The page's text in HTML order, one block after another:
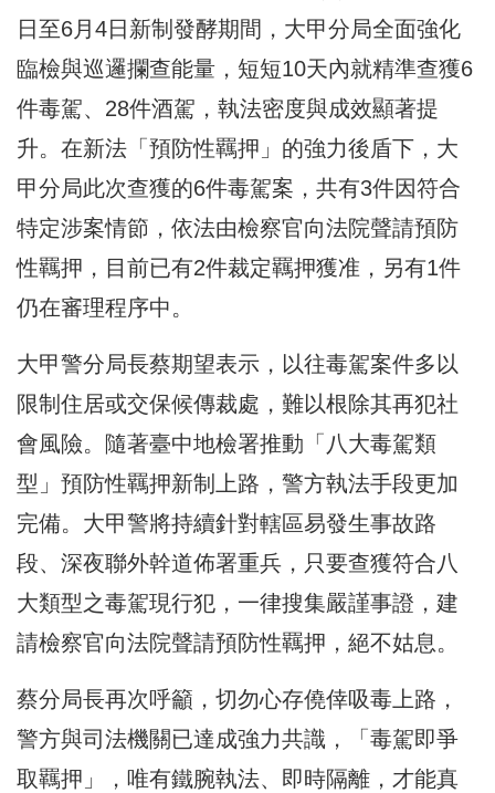
日至6月4日新制發酵期間，大甲分局全面強化
臨檢與巡邏攔查能量，短短10天內就精準查獲6
件毒駕、28件酒駕，執法密度與成效顯著提
升。在新法「預防性羈押」的強力後盾下，大
甲分局此次查獲的6件毒駕案，共有3件因符合
特定涉案情節，依法由檢察官向法院聲請預防
性羈押，目前已有2件裁定羈押獲准，另有1件
仍在審理程序中。
大甲警分局長蔡期望表示，以往毒駕案件多以
限制住居或交保候傳裁處，難以根除其再犯社
會風險。隨著臺中地檢署推動「八大毒駕類
型」預防性羈押新制上路，警方執法手段更加
完備。大甲警將持續針對轄區易發生事故路
段、深夜聯外幹道佈署重兵，只要查獲符合八
大類型之毒駕現行犯，一律搜集嚴謹事證，建
請檢察官向法院聲請預防性羈押，絕不姑息。
蔡分局長再次呼籲，切勿心存僥倖吸毒上路，
警方與司法機關已達成強力共識，「毒駕即爭
取羈押」，唯有鐵腕執法、即時隔離，才能真